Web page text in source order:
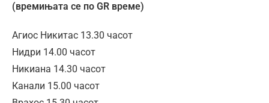
(времињата се по GR време)
Агиос Никитас 13.30 часот
Нидри 14.00 часот
Никиана 14.30 часот
Канали 15.00 часот